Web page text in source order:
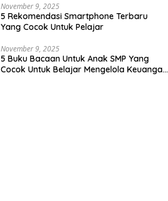
November 9, 2025
5 Rekomendasi Smartphone Terbaru
Yang Cocok Untuk Pelajar
November 9, 2025
5 Buku Bacaan Untuk Anak SMP Yang
Cocok Untuk Belajar Mengelola Keuangan